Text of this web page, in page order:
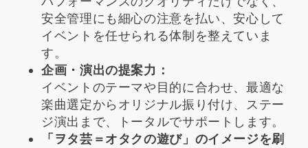
安全管理にも細心の注意を払い、安心して
イベントを任せられる体制を整えていま
す。
企画・演出の提案力：
イベントのテーマや目的に合わせ、最適な
楽曲選定からオリジナル振り付け、ステー
ジ演出まで、トータルでサポートします。
「ヲタ芸＝オタクの遊び」のイメージを刷